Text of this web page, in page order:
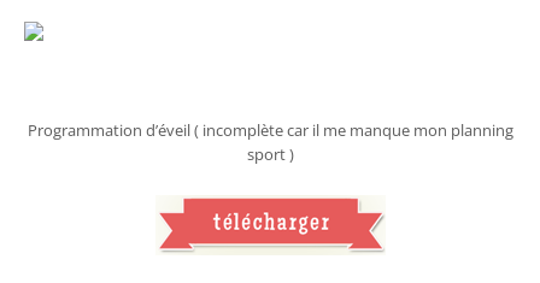
Programmation d’éveil ( incomplète car il me manque mon planning
sport )